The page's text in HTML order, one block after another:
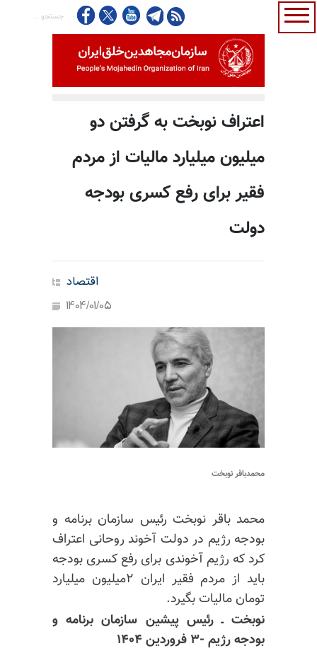
اعتراف نوبخت به گرفتن دو
میلیون میلیارد مالیات از مردم
فقیر برای رفع کسری بودجه
دولت
اقتصاد
1404/01/05
محمدباقر نوبخت
محمد باقر نوبخت رئیس سازمان برنامه و
بودجه رژیم در دولت آخوند روحانی اعتراف
کرد که رژیم آخوندی برای رفع کسری بودجه
باید از مردم فقیر ایران ۲میلیون میلیارد
تومان مالیات بگیرد.
نوبخت ـ رئیس پیشین سازمان برنامه و
بودجه رژیم -۳ فروردین ۱۴۰۴